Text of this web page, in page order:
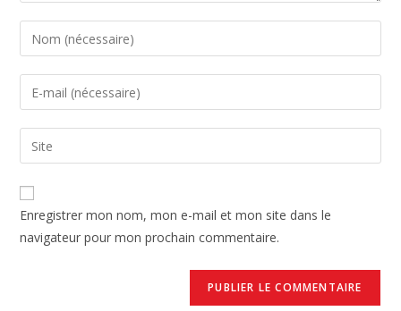
Enregistrer mon nom, mon e-mail et mon site dans le
navigateur pour mon prochain commentaire.